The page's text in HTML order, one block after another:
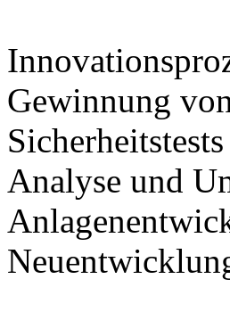
Gewinnung
Analyse und